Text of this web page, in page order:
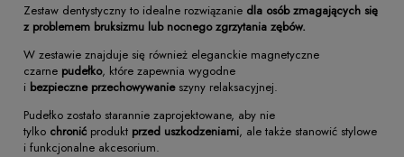
Zestaw dentystyczny to idealne rozwiązanie dla osób zmagających się
z problemem bruksizmu lub nocnego zgrzytania zębów.
W zestawie znajduje się również eleganckie magnetyczne
czarne pudełko, które zapewnia wygodne
i bezpieczne przechowywanieszyny relaksacyjnej.
Pudełko zostało starannie zaprojektowane, aby nie
tylko chronić produkt przed uszkodzeniami, ale także stanowić stylowe
i funkcjonalne akcesorium.